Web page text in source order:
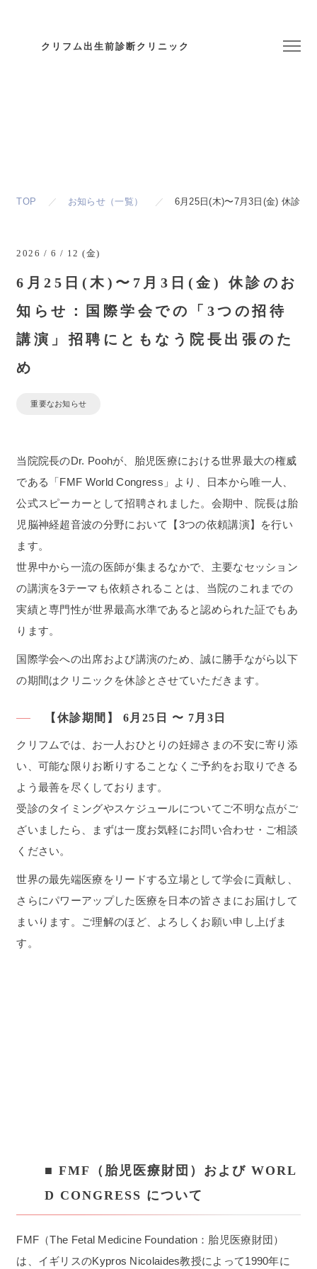
クリフム出生前診断クリニック
TOP お知らせ（一覧） 6月25日(木)〜7月3日(金) 休診の
2026 / 6 / 12 (金)
6月25日(木)〜7月3日(金) 休診のお
知らせ：国際学会での「3つの招待
講演」招聘にともなう院長出張のた
め
重要なお知らせ
当院院長のDr. Poohが、胎児医療における世界最大の権威
である「FMF World Congress」より、
日本から唯一人、
公式スピーカーとして招聘されました。会期中、院長は胎
児脳神経超音波の分野において【3つの依頼講演】を行い
ます。
世界中から一流の医師が集まるなかで、主要なセッション
の講演を3テーマも依頼されることは、当院のこれまでの
実績と専門性が世界最高水準であると認められた証でもあ
ります。
国際学会への出席および講演のため、誠に勝手ながら以下
の期間はクリニックを休診とさせていただきます。
【休診期間】 6月25日 〜 7月3日
クリフムでは、お一人おひとりの妊婦さまの不安に寄り添
い、可能な限りお断りすることなくご予約をお取りできる
よう最善を尽くしております。
受診のタイミングやスケジュールについてご不明な点がご
ざいましたら、まずは一度お気軽にお問い合わせ・ご相談
ください。
世界の最先端医療をリードする立場として学会に貢献し、
さらにパワーアップした医療を日本の皆さまにお届けして
まいります。ご理解のほど、よろしくお願い申し上げま
す。
■ FMF（胎児医療財団）および WORL
D CONGRESS について
FMF（The Fetal Medicine Foundation：胎児医療財団）
は、イギリスのKypros Nicolaides教授によって1990年に